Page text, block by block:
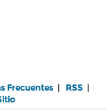
Frecuentes | RSS |